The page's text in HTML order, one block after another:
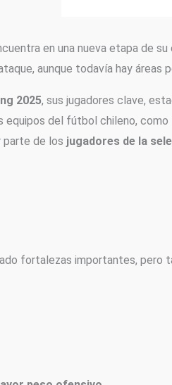
en una nueva etapa de
aunque todavía hay áreas
2025, sus jugadores clave,
equipos del fútbol chileno, como
parte de los jugadores de la
fortalezas importantes, pero